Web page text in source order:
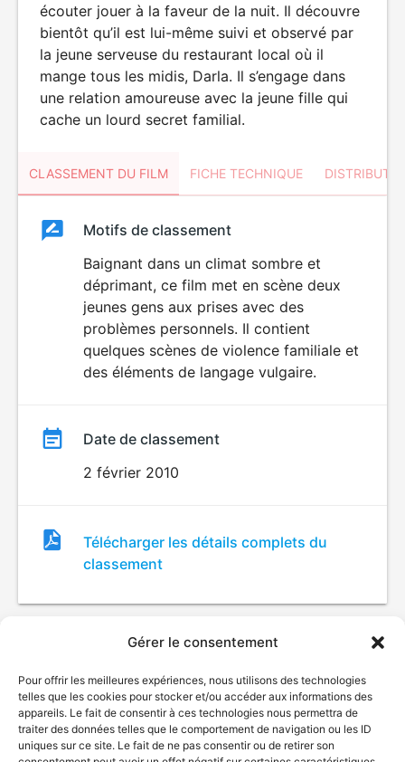
Gérer le consentement
Pour offrir les meilleures expériences, nous utilisons des technologies
telles que les cookies pour stocker et/ou accéder aux informations des
appareils. Le fait de consentir à ces technologies nous permettra de
traiter des données telles que le comportement de navigation ou les ID
uniques sur ce site. Le fait de ne pas consentir ou de retirer son
écouter jouer à la faveur de la nuit. Il découvre
bientôt qu’il est lui-même suivi et observé par
la jeune serveuse du restaurant local où il
mange tous les midis, Darla. Il s’engage dans
une relation amoureuse avec la jeune fille qui
cache un lourd secret familial.
CLASSEMENT DU FILM FICHE TECHNIQUE
ClassementClassement
Motifs de classement
Baignant dans un climat sombre et
déprimant, ce film met en scène deux
jeunes gens aux prises avec des
problèmes personnels. Il contient
quelques scènes de violence familiale et
des éléments de langage vulgaire.
Date de classement
2 février 2010
Fichier
de
classement
Télécharger les détails complets du
classement
© Gouvernement du Québec, 2026